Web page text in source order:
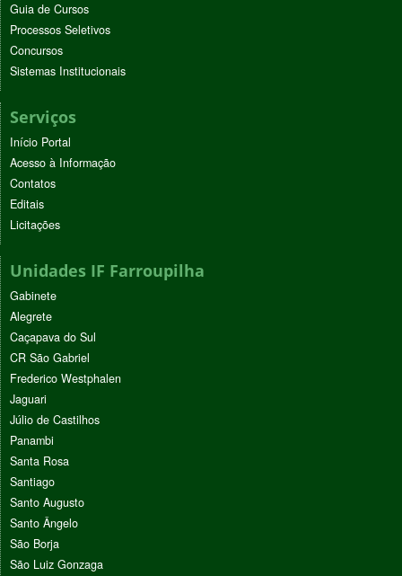
Guia de Cursos
Processos Seletivos
Concursos
Sistemas Institucionais
Serviços
Início Portal
Acesso à Informação
Contatos
Editais
Licitações
Unidades IF Farroupilha
Gabinete
Alegrete
Caçapava do Sul
CR São Gabriel
Frederico Westphalen
Jaguari
Júlio de Castilhos
Panambi
Santa Rosa
Santiago
Santo Augusto
Santo Ângelo
São Borja
São Luiz Gonzaga